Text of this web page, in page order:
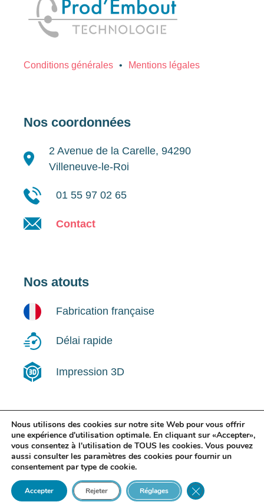
Conditions générales Mentions légales
Nos coordonnées
2 Avenue de la Carelle, 94290
Villeneuve-le-Roi
01 55 97 02 65
Contact
Nos atouts
Fabrication française
Délai rapide
Impression 3D
Suivez-nous !
LinkedIn
Nous utilisons des cookies sur notre site Web pour vous offrir
une expérience d'utilisation optimale. En cliquant sur «Accepter»,
vous consentez à l'utilisation de TOUS les cookies. Vous pouvez
aussi consulter les paramètres des cookies pour fournir un
consentement par type de cookie.
Accepter Rejeter Réglages Close GDPR